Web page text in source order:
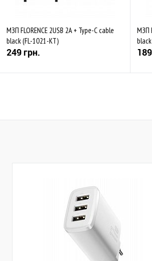
МЗП FLORENCE 2USB 2A + Type-C cable
black (FL-1021-KT)
249 грн.
МЗП